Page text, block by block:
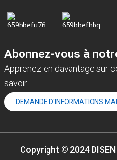
Abonnez-vous à
Apprenez-en davantage sur
savoir
DEMANDE D'INFORMATIONS
Copyright © 2024